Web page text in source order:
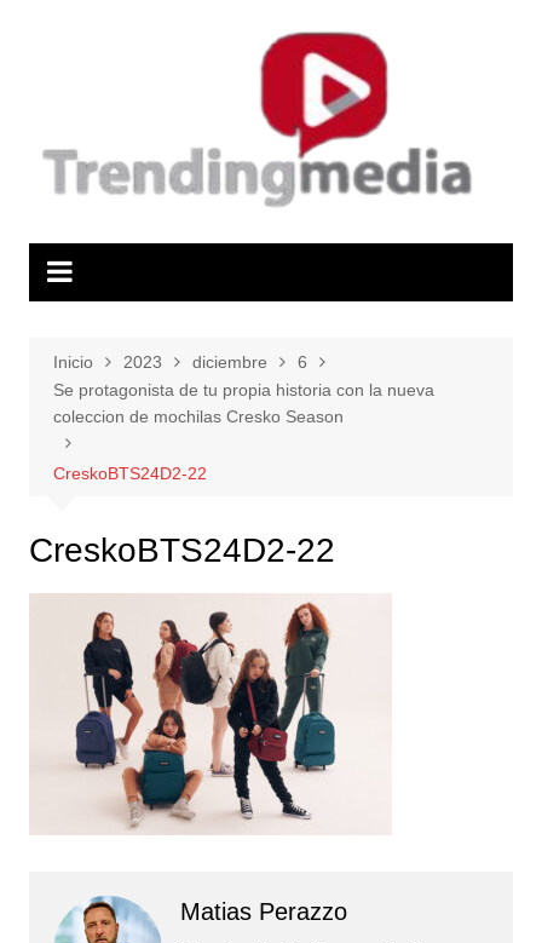
Inicio 2023 diciembre
6
Se protagonista de tu propia historia con la nueva
coleccion de mochilas Cresko Season
CreskoBTS24D2-22
CreskoBTS24D2-22
Matias Perazzo